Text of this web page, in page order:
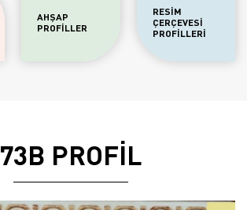
AHŞAP
PROFİLLER
RESİM
ÇERÇEVESİ
PROFİLLERİ
73B PROFİL